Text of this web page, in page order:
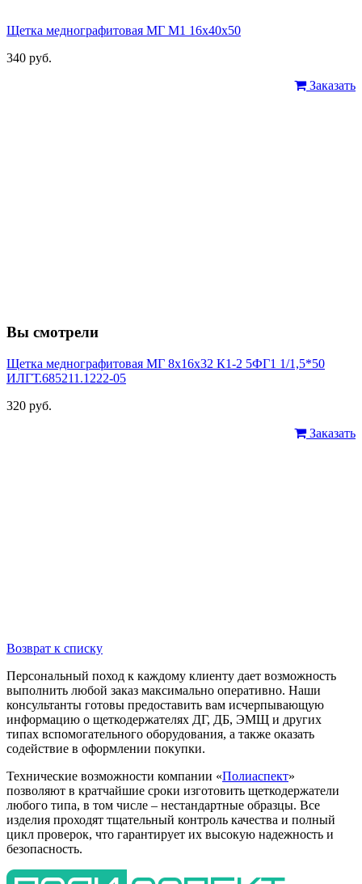
Щетка меднографитовая МГ М1 16х40х50
340 руб.
Заказать
Вы смотрели
Щетка меднографитовая МГ 8х16х32 К1-2 5ФГ1 1/1,5*50
ИЛГТ.685211.1222-05
320 руб.
Заказать
Возврат к списку
Персональный поход к каждому клиенту дает возможность
выполнить любой заказ максимально оперативно. Наши
консультанты готовы предоставить вам исчерпывающую
информацию о щеткодержателях ДГ, ДБ, ЭМЩ и других
типах вспомогательного оборудования, а также оказать
содействие в оформлении покупки.
Технические возможности компании «Полиаспект»
позволяют в кратчайшие сроки изготовить щеткодержатели
любого типа, в том числе – нестандартные образцы. Все
изделия проходят тщательный контроль качества и полный
цикл проверок, что гарантирует их высокую надежность и
безопасность.